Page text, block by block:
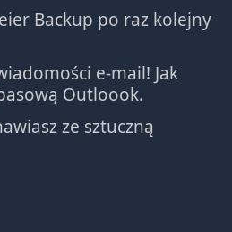
Backup po raz kolejny
e-mail! Jak
Outloook.
ze sztuczną